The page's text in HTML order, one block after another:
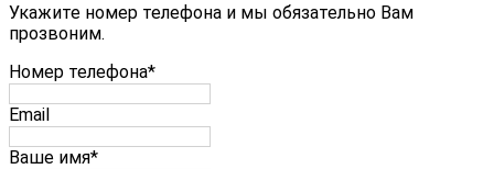
Укажите номер телефона и мы обязательно Вам
прозвоним.
Номер телефона*
Email
Ваше имя*